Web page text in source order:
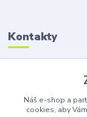
Kontakty
+420 603
(Po-Pá,
Náš e-shop a
cookies, aby